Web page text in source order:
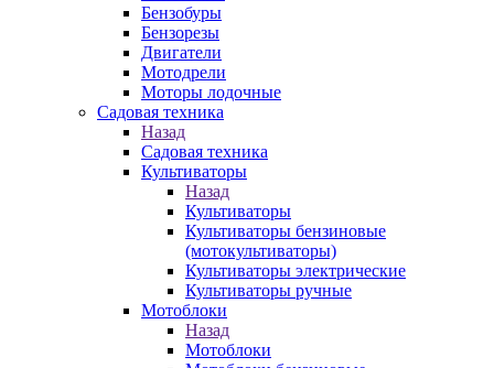
Бензобуры
Бензорезы
Двигатели
Мотодрели
Моторы лодочные
Садовая техника
Назад
Садовая техника
Культиваторы
Назад
Культиваторы
Культиваторы бензиновые
(мотокультиваторы)
Культиваторы электрические
Культиваторы ручные
Мотоблоки
Назад
Мотоблоки